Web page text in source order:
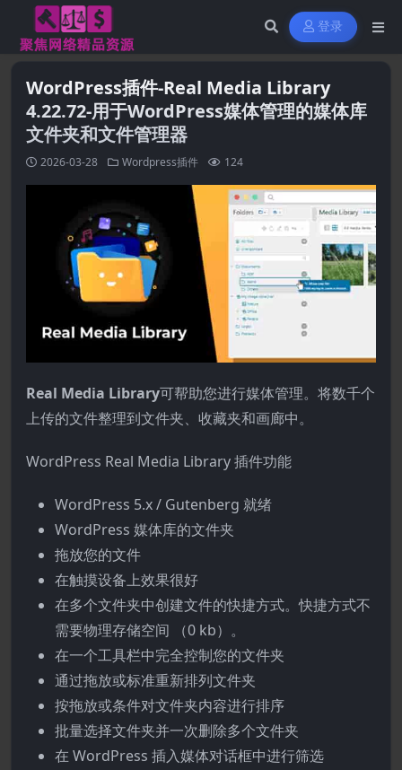
登录
WordPress插件-Real Media Library
4.22.72-用于WordPress媒体管理的媒体库
文件夹和文件管理器
2026-03-28 Wordpress插件 124
Real Media Library可帮助您进行媒体管理。将数千个
上传的文件整理到文件夹、收藏夹和画廊中。
WordPress Real Media Library 插件功能
WordPress 5.x / Gutenberg 就绪
WordPress 媒体库的文件夹
拖放您的文件
在触摸设备上效果很好
在多个文件夹中创建文件的快捷方式。快捷方式不
需要物理存储空间 （0 kb）。
在一个工具栏中完全控制您的文件夹
通过拖放或标准重新排列文件夹
按拖放或条件对文件夹内容进行排序
批量选择文件夹并一次删除多个文件夹
在 WordPress 插入媒体对话框中进行筛选